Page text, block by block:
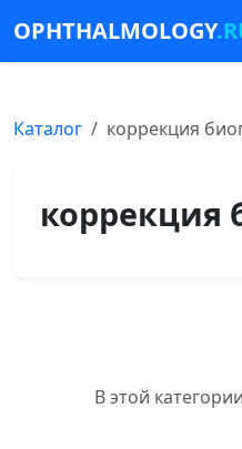
OPHTHALMOLOGY
Каталог коррекция
коррекция
В этой